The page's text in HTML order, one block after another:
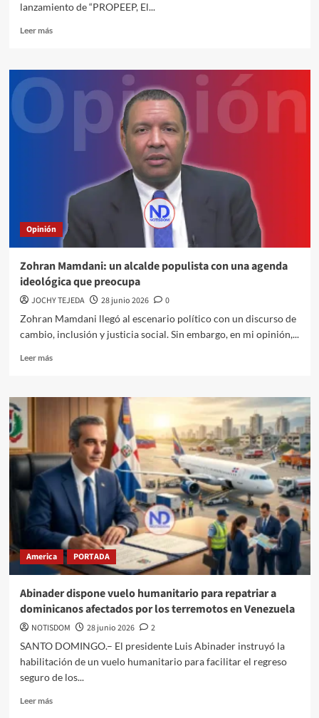
lanzamiento de “PROPEEP, El...
Leer más
Opinión
Zohran Mamdani: un alcalde populista con una agenda
ideológica que preocupa
JOCHY TEJEDA 28 junio 2026
0
Zohran Mamdani llegó al escenario político con un discurso de
cambio, inclusión y justicia social. Sin embargo, en mi opinión,...
Leer más
America PORTADA
Abinader dispone vuelo humanitario para repatriar a
dominicanos afectados por los terremotos en Venezuela
NOTISDOM 28 junio 2026
2
SANTO DOMINGO.– El presidente Luis Abinader instruyó la
habilitación de un vuelo humanitario para facilitar el regreso
seguro de los...
Leer más